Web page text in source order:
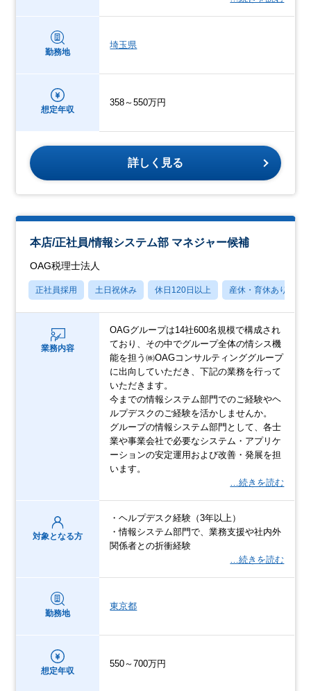
勤務地
埼玉県
想定年収
358～550万円
詳しく見る
本店/正社員/情報システム部 マネジャー候補
OAG税理士法人
正社員採用 土日祝休み 休日120日以上 産休・育休あり
業務内容
OAGグループは14社600名規模で構成され
ており、その中でグループ全体の情シス機
能を担う㈱OAGコンサルティンググループ
に出向していただき、下記の業務を行って
いただきます。
今までの情報システム部門でのご経験やヘ
ルプデスクのご経験を活かしませんか。
グループの情報システム部門として、各士
業や事業会社で必要なシステム・アプリケ
ーションの安定運用および改善・発展を担
います。
…続きを読む
対象となる方
・ヘルプデスク経験（3年以上）
・情報システム部門で、業務支援や社内外
関係者との折衝経験
…続きを読む
勤務地
東京都
想定年収
550～700万円